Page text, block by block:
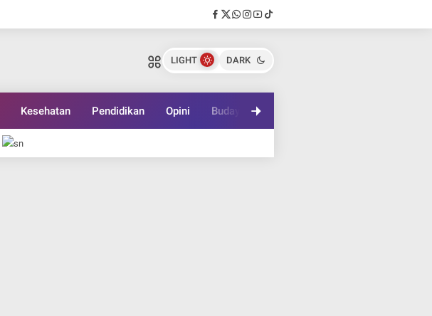
LIGHT DARK
Kesehatan Pendidikan Opini Budaya